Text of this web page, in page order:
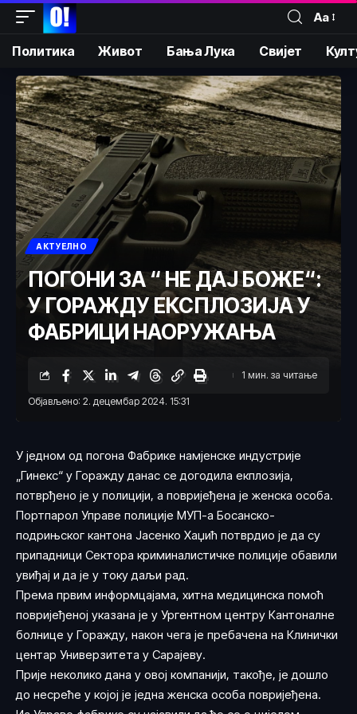
Аа
Политика Живот Бања Лука Свијет
АКТУЕЛНО
ПОГОНИ ЗА “ НЕ ДАЈ БОЖЕ“:
У ГОРАЖДУ ЕКСПЛОЗИЈА У
ФАБРИЦИ НАОРУЖАЊА
Објављено: 2. децембар 2024. 15:31
1 мин. за читање
У једном од погона Фабрике намјенске индустрије
„Гинекс“ у Горажду данас се догодила екплозија,
потврђено је у полицији, а повријеђена је женска особа.
Портпарол Управе полиције МУП-а Босанско-
подрињског кантона Јасенко Хаџић потврдио је да су
припадници Сектора криминалистичке полиције обавили
увиђај и да је у току даљи рад.
Према првим информцајама, хитна медицинска помоћ
повријеђеној указана је у Ургентном центру Кантоналне
болнице у Горажду, након чега је пребачена на Клинички
центар Универзитета у Сарајеву.
Прије неколико дана у овој компанији, такође, је дошло
до несреће у којој је једна женска особа повријеђена.